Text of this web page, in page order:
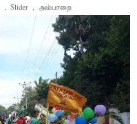
, Slider , அம்பாறை